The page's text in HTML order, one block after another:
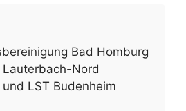
Bad Homburg
Lauterbach-Nord
und LST Budenheim